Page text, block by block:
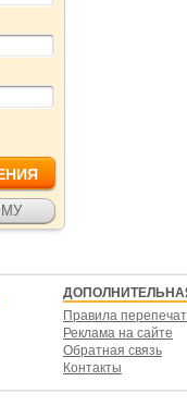
Правила
Реклама на сайте
Обратная связь
Контакты